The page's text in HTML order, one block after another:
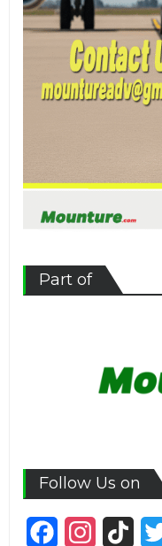
Part of
Follow Us on
Facebook